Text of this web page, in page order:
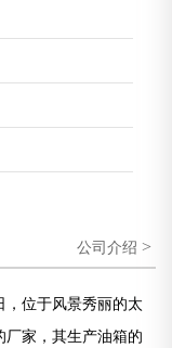
公司介绍 >
位于风景秀丽的太
家，其生产油箱的